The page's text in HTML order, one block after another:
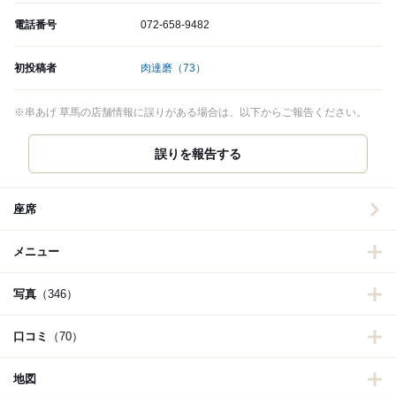
電話番号 072-658-9482
初投稿者 肉達磨 （73）
※串あげ 草馬の店舗情報に誤りがある場合は、以下からご報告ください。
誤りを報告する
座席
メニュー
写真 （346）
口コミ （70）
地図